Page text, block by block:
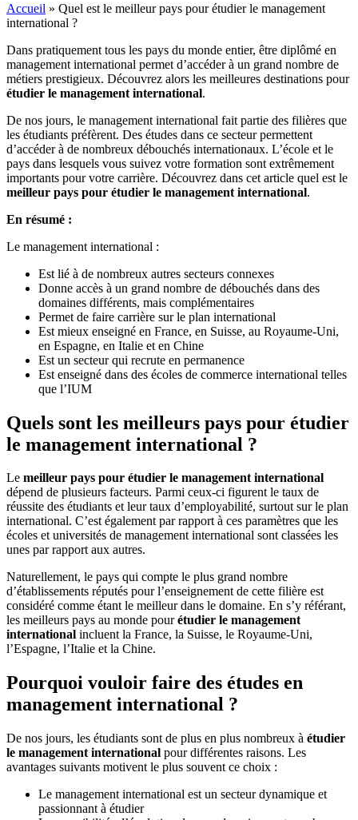
Accueil » Quel est le meilleur pays pour étudier le management
international ?
Dans pratiquement tous les pays du monde entier, être diplômé en
management international permet d’accéder à un grand nombre de
métiers prestigieux. Découvrez alors les meilleures destinations pour
étudier le management international.
De nos jours, le management international fait partie des filières que
les étudiants préfèrent. Des études dans ce secteur permettent
d’accéder à de nombreux débouchés internationaux. L’école et le
pays dans lesquels vous suivez votre formation sont extrêmement
importants pour votre carrière. Découvrez dans cet article quel est le
meilleur pays pour étudier le management international.
En résumé :
Le management international :
Est lié à de nombreux autres secteurs connexes
Donne accès à un grand nombre de débouchés dans des
domaines différents, mais complémentaires
Permet de faire carrière sur le plan international
Est mieux enseigné en France, en Suisse, au Royaume-Uni,
en Espagne, en Italie et en Chine
Est un secteur qui recrute en permanence
Est enseigné dans des écoles de commerce international telles
que l’IUM
Quels sont les meilleurs pays pour étudier
le management international ?
Le meilleur pays pour étudier le management international
dépend de plusieurs facteurs. Parmi ceux-ci figurent le taux de
réussite des étudiants et leur taux d’employabilité, surtout sur le plan
international. C’est également par rapport à ces paramètres que les
écoles et universités de management international sont classées les
unes par rapport aux autres.
Naturellement, le pays qui compte le plus grand nombre
d’établissements réputés pour l’enseignement de cette filière est
considéré comme étant le meilleur dans le domaine. En s’y référant,
les meilleurs pays au monde pourétudier le management
international incluent la France, la Suisse, le Royaume-Uni,
l’Espagne, l’Italie et la Chine.
Pourquoi vouloir faire des études en
management international ?
De nos jours, les étudiants sont de plus en plus nombreux à étudier
le management international pour différentes raisons. Les
avantages suivants motivent le plus souvent ce choix :
Le management international est un secteur dynamique et
passionnant à étudier